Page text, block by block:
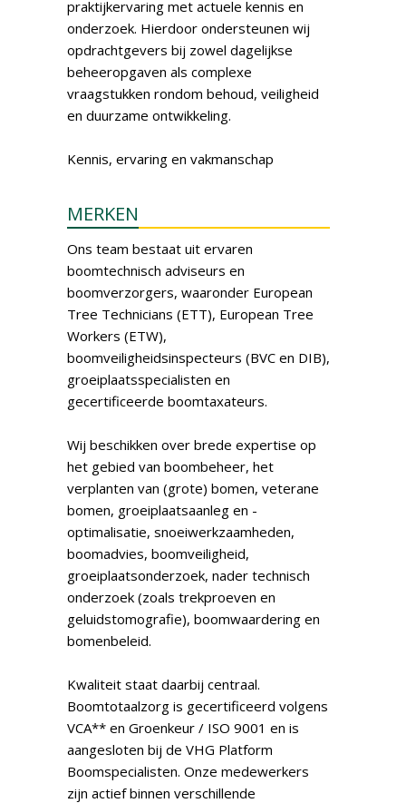
praktijkervaring met actuele kennis en
onderzoek. Hierdoor ondersteunen wij
opdrachtgevers bij zowel dagelijkse
beheeropgaven als complexe
vraagstukken rondom behoud, veiligheid
en duurzame ontwikkeling.
Kennis, ervaring en vakmanschap
MERKEN
Ons team bestaat uit ervaren
boomtechnisch adviseurs en
boomverzorgers, waaronder European
Tree Technicians (ETT), European Tree
Workers (ETW),
boomveiligheidsinspecteurs (BVC en DIB),
groeiplaatsspecialisten en
gecertificeerde boomtaxateurs.
Wij beschikken over brede expertise op
het gebied van boombeheer, het
verplanten van (grote) bomen, veterane
bomen, groeiplaatsaanleg en -
optimalisatie, snoeiwerkzaamheden,
boomadvies, boomveiligheid,
groeiplaatsonderzoek, nader technisch
onderzoek (zoals trekproeven en
geluidstomografie), boomwaardering en
bomenbeleid.
Kwaliteit staat daarbij centraal.
Boomtotaalzorg is gecertificeerd volgens
VCA** en Groenkeur / ISO 9001 en is
aangesloten bij de VHG Platform
Boomspecialisten. Onze medewerkers
zijn actief binnen verschillende